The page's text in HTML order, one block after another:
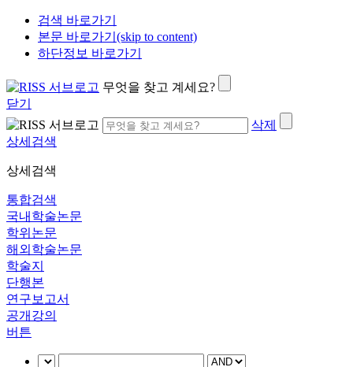
검색 바로가기
본문 바로가기(skip to content)
하단정보 바로가기
무엇을 찾고 계세요?
닫기
삭제
상세검색
상세검색
통합검색
국내학술논문
학위논문
해외학술논문
학술지
단행본
연구보고서
공개강의
버튼